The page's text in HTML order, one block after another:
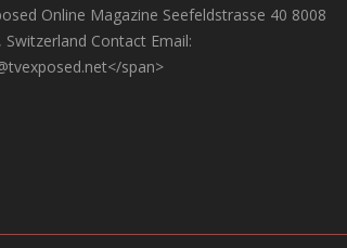
Online Magazine Seefeldstrasse 40 8008
Switzerland Contact Email:
span>